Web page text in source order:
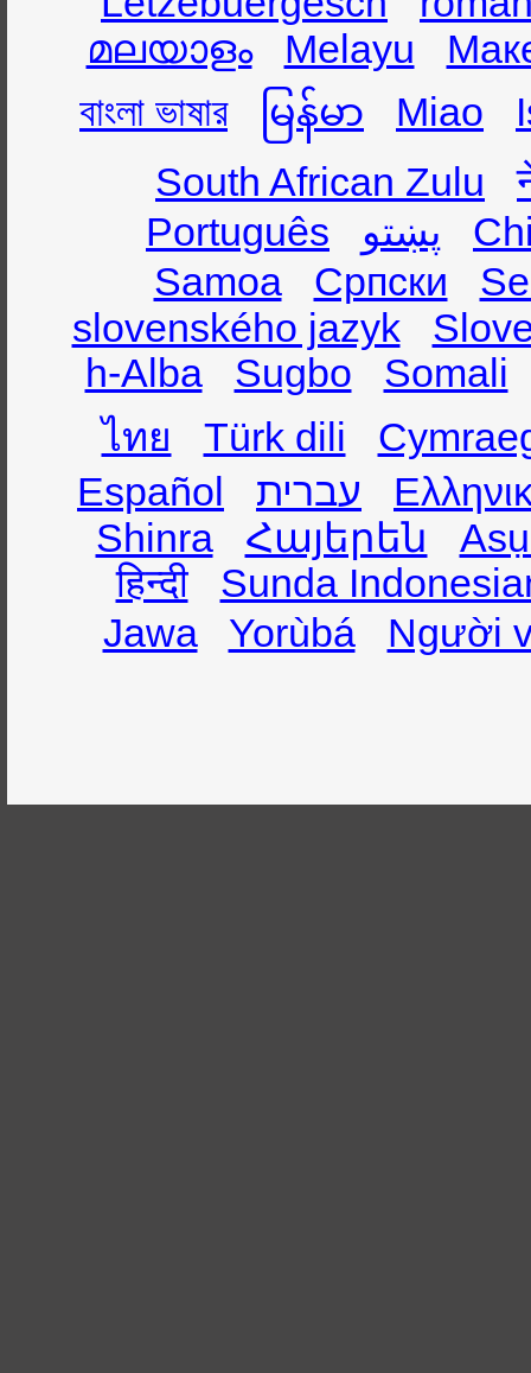
മലയാളം
Melayu
বাংলা ভাষার
မြန်မာ Miao
South African Zulu
Português
پښتو
Samoa
Српски
slovenského jazyk
h-Alba
Sugbo
Somali
ไทย
Türk dili
Español
עברית
Shinra
Հայերեն
हिन्दी
Sunda
Jawa
Yorùbá Người